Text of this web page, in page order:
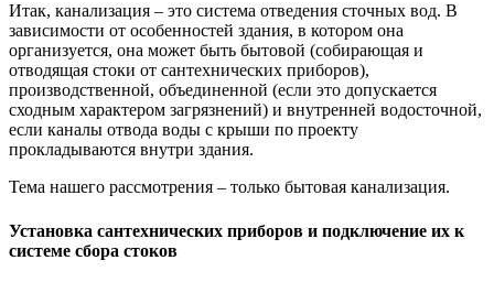
Итак, канализация – это система отведения сточных вод. В
зависимости от особенностей здания, в котором она
организуется, она может быть бытовой (собирающая и
отводящая стоки от сантехнических приборов),
производственной, объединенной (если это допускается
сходным характером загрязнений) и внутренней водосточной,
если каналы отвода воды с крыши по проекту
прокладываются внутри здания.
Тема нашего рассмотрения – только бытовая канализация.
Установка сантехнических приборов и подключение их к
системе сбора стоков